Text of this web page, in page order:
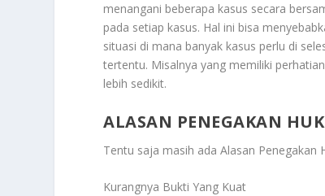
menangani beberapa kasus secara
pada setiap kasus. Hal ini bisa
situasi di mana banyak kasus perlu di
tertentu. Misalnya yang memiliki
lebih sedikit.
ALASAN PENEGAKAN
Tentu saja masih adaAlasan Penegakan
Kurangnya Bukti Yang Kuat